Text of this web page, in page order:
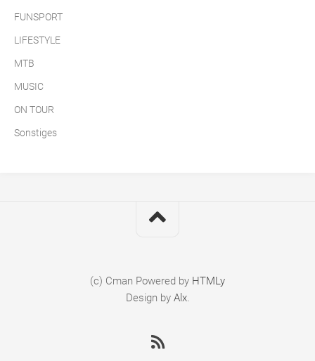
FUNSPORT
LIFESTYLE
MTB
MUSIC
ON TOUR
Sonstiges
(c) Cman Powered by HTMLy
Design by Alx.